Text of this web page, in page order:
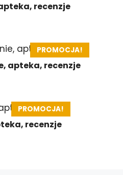
recenzje
zł.
PROMOCJA!
apteka, recenzje
zł. PROMOCJA!
recenzje